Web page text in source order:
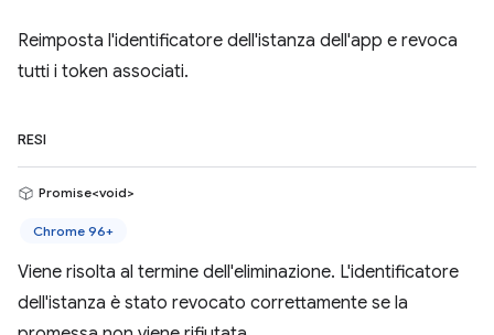
Reimposta l'identificatore dell'istanza dell'app e revoca
tutti i token associati.
RESI
Promise<void>
Chrome 96+
Viene risolta al termine dell'eliminazione. L'identificatore
dell'istanza è stato revocato correttamente se la